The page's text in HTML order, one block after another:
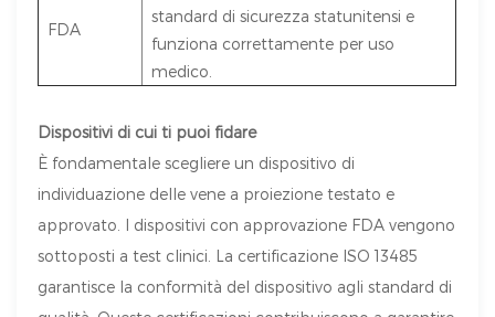
FDA
standard di sicurezza statunitensi e
funziona correttamente per uso
medico.
Dispositivi di cui ti puoi fidare
È fondamentale scegliere un dispositivo di
individuazione delle vene a proiezione testato e
approvato. I dispositivi con approvazione FDA vengono
sottoposti a test clinici. La certificazione ISO 13485
garantisce la conformità del dispositivo agli standard di